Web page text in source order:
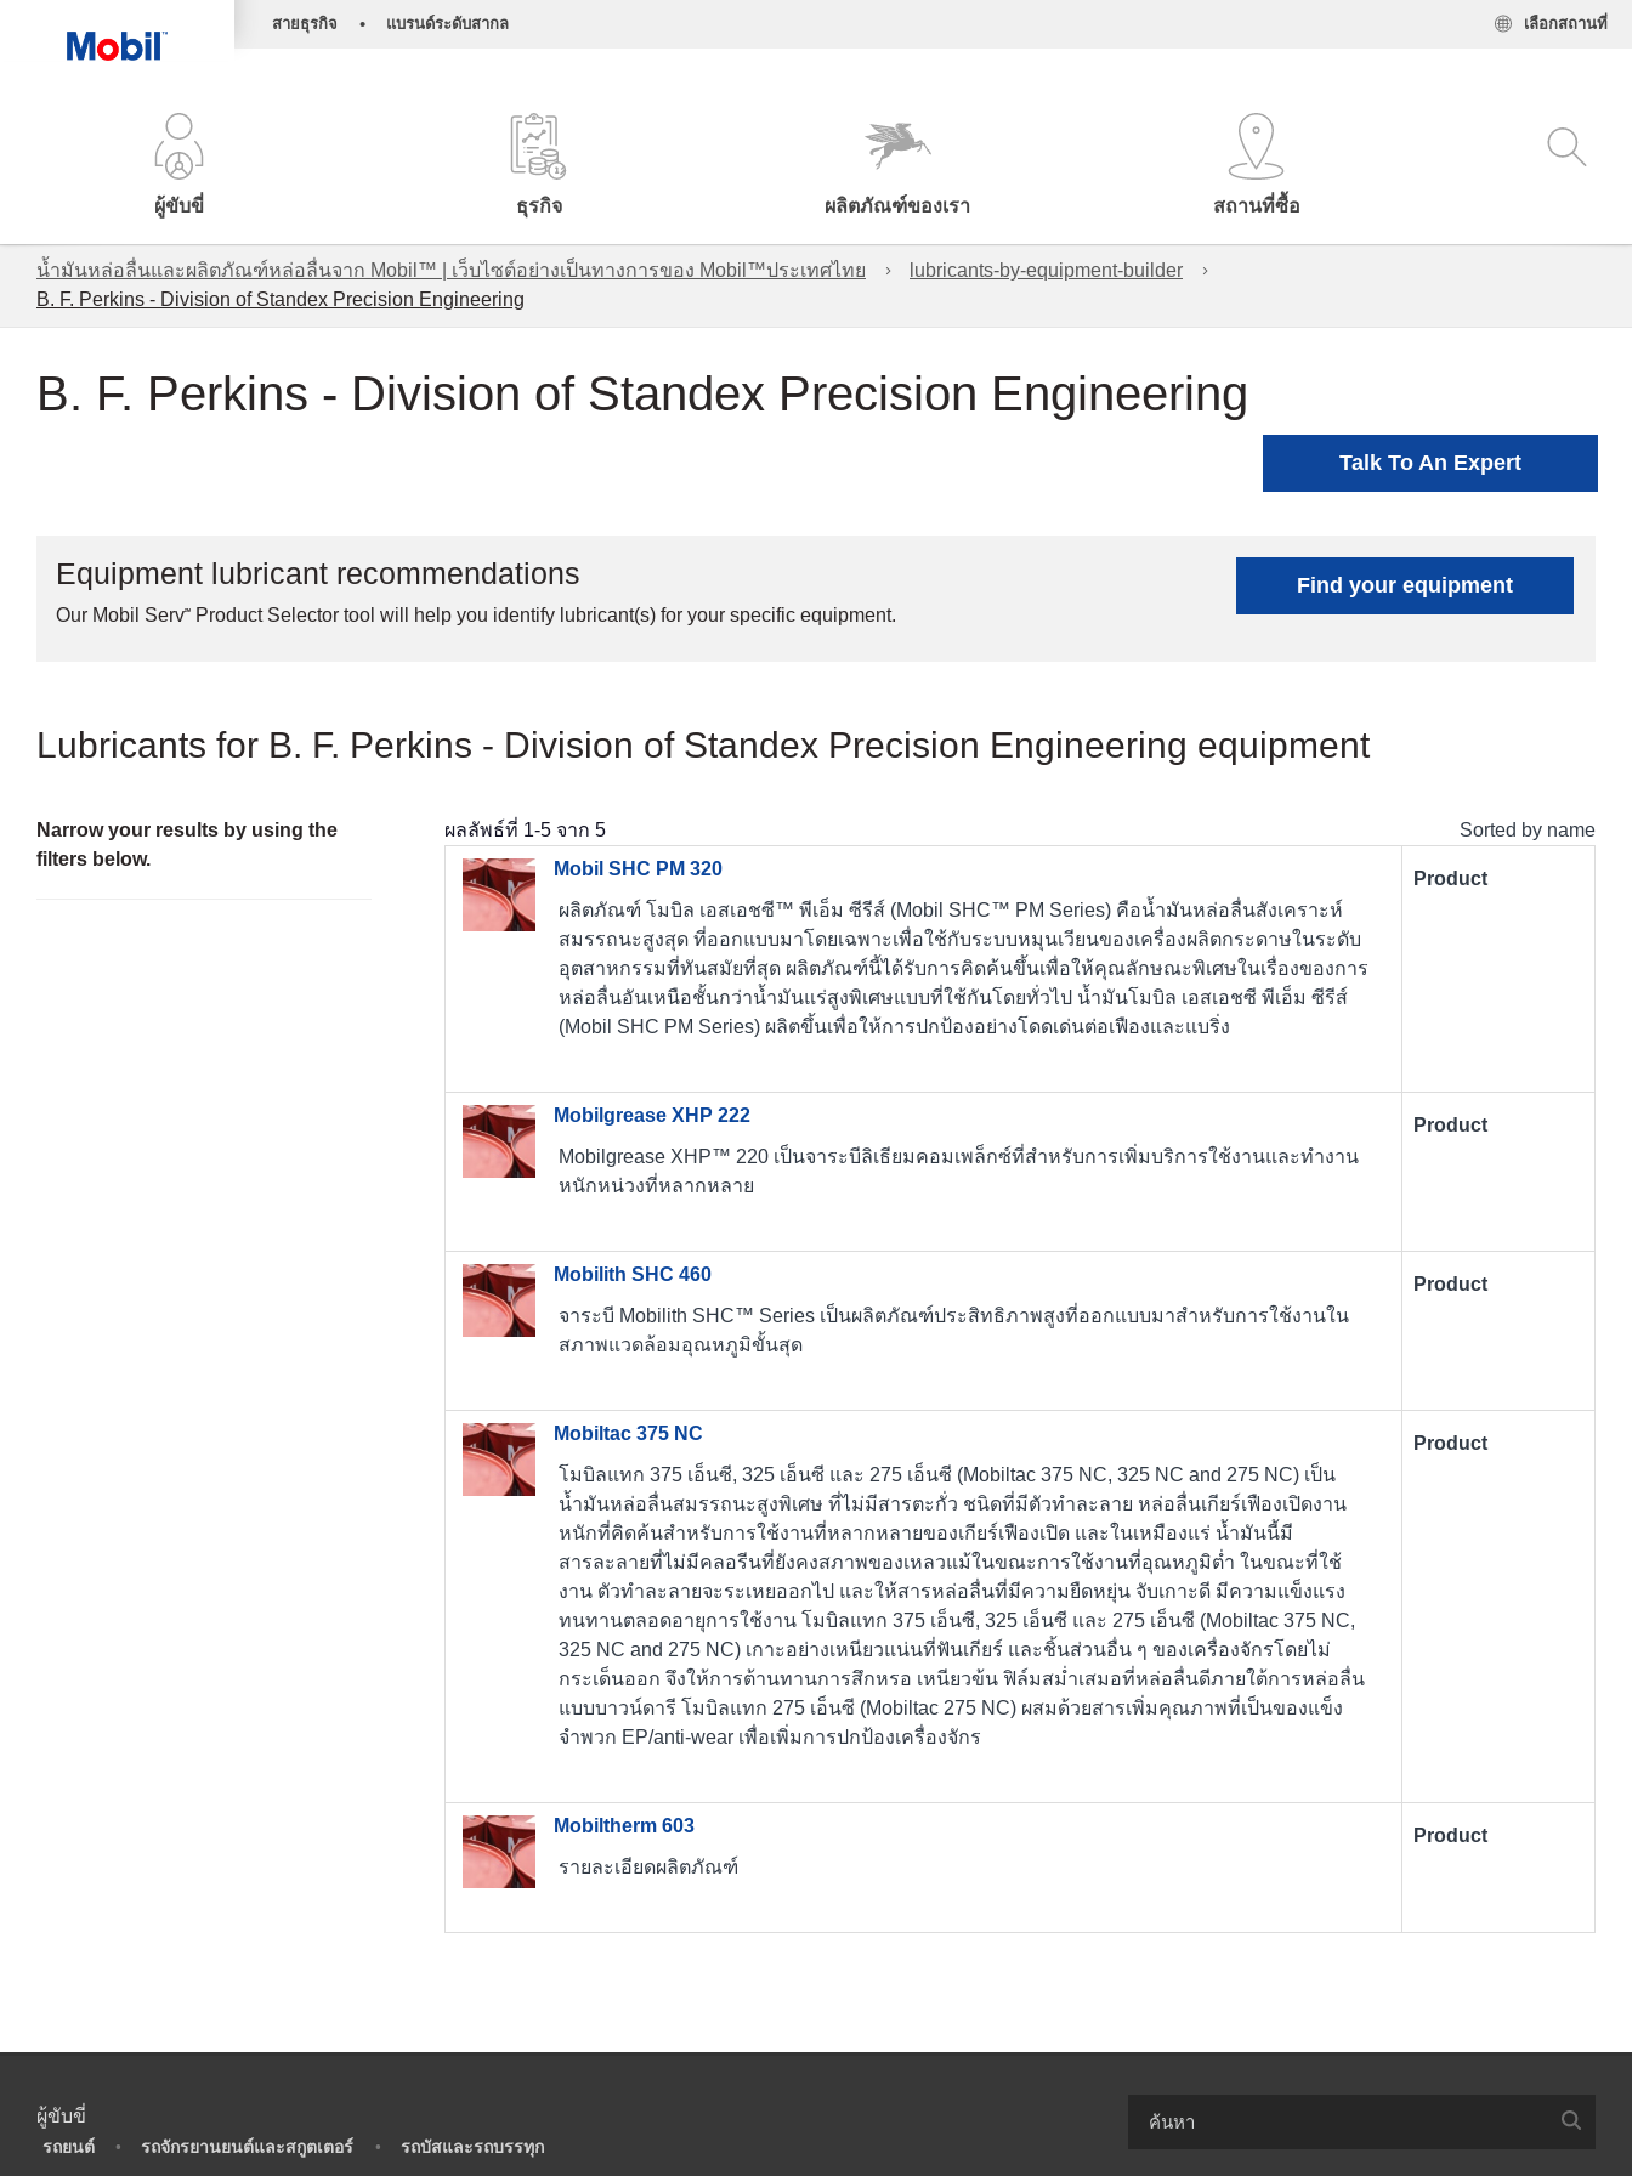
สายธุรกิจ • แบรนด์ระดับสากล เลือกสถานที่
ผู้ขับขี่ ธุรกิจ ผลิตภัณฑ์ของเรา สถานที่ซื้อ
น้ำมันหล่อลื่นและผลิตภัณฑ์หล่อลื่นจาก Mobil™ | เว็บไซต์อย่างเป็นทางการของ Mobil™ประเทศไทย
lubricants-by-equipment-builder
B. F. Perkins - Division of Standex Precision Engineering
B. F. Perkins - Division of Standex Precision Engineering
Talk To An Expert
Equipment lubricant recommendations
Our Mobil Serv℠ Product Selector tool will help you identify lubricant(s) for your specific equipment.
Find your equipment
Lubricants for B. F. Perkins - Division of Standex Precision Engineering equipment
Narrow your results by using the
filters below.
ผลลัพธ์ที่ 1-5 จาก 5
Sorted by name
Mobil SHC PM 320
ผลิตภัณฑ์ โมบิล เอสเอชซี™ พีเอ็ม ซีรีส์ (Mobil SHC™ PM Series) คือน้ำมันหล่อลื่นสังเคราะห์
สมรรถนะสูงสุด ที่ออกแบบมาโดยเฉพาะเพื่อใช้กับระบบหมุนเวียนของเครื่องผลิตกระดาษในระดับ
อุตสาหกรรมที่ทันสมัยที่สุด ผลิตภัณฑ์นี้ได้รับการคิดค้นขึ้นเพื่อให้คุณลักษณะพิเศษในเรื่องของการ
หล่อลื่นอันเหนือชั้นกว่าน้ำมันแร่สูงพิเศษแบบที่ใช้กันโดยทั่วไป น้ำมันโมบิล เอสเอชซี พีเอ็ม ซีรีส์
(Mobil SHC PM Series) ผลิตขึ้นเพื่อให้การปกป้องอย่างโดดเด่นต่อเฟืองและแบริ่ง
Product
Mobilgrease XHP 222
Mobilgrease XHP™ 220 เป็นจาระบีลิเธียมคอมเพล็กซ์ที่สำหรับการเพิ่มบริการใช้งานและทำงาน
หนักหน่วงที่หลากหลาย
Product
Mobilith SHC 460
จาระบี Mobilith SHC™ Series เป็นผลิตภัณฑ์ประสิทธิภาพสูงที่ออกแบบมาสำหรับการใช้งานใน
สภาพแวดล้อมอุณหภูมิขั้นสุด
Product
Mobiltac 375 NC
โมบิลแทก 375 เอ็นซี, 325 เอ็นซี และ 275 เอ็นซี (Mobiltac 375 NC, 325 NC and 275 NC) เป็น
น้ำมันหล่อลื่นสมรรถนะสูงพิเศษ ที่ไม่มีสารตะกั่ว ชนิดที่มีตัวทำละลาย หล่อลื่นเกียร์เฟืองเปิดงาน
หนักที่คิดค้นสำหรับการใช้งานที่หลากหลายของเกียร์เฟืองเปิด และในเหมืองแร่ น้ำมันนี้มี
สารละลายที่ไม่มีคลอรีนที่ยังคงสภาพของเหลวแม้ในขณะการใช้งานที่อุณหภูมิต่ำ ในขณะที่ใช้
งาน ตัวทำละลายจะระเหยออกไป และให้สารหล่อลื่นที่มีความยืดหยุ่น จับเกาะดี มีความแข็งแรง
ทนทานตลอดอายุการใช้งาน โมบิลแทก 375 เอ็นซี, 325 เอ็นซี และ 275 เอ็นซี (Mobiltac 375 NC,
325 NC and 275 NC) เกาะอย่างเหนียวแน่นที่ฟันเกียร์ และชิ้นส่วนอื่น ๆ ของเครื่องจักรโดยไม่
กระเด็นออก จึงให้การต้านทานการสึกหรอ เหนียวข้น ฟิล์มสม่ำเสมอที่หล่อลื่นดีภายใต้การหล่อลื่น
แบบบาวน์ดารี โมบิลแทก 275 เอ็นซี (Mobiltac 275 NC) ผสมด้วยสารเพิ่มคุณภาพที่เป็นของแข็ง
จำพวก EP/anti-wear เพื่อเพิ่มการปกป้องเครื่องจักร
Product
Mobiltherm 603
รายละเอียดผลิตภัณฑ์
Product
ผู้ขับขี่
รถยนต์ • รถจักรยานยนต์และสกูตเตอร์ • รถบัสและรถบรรทุก